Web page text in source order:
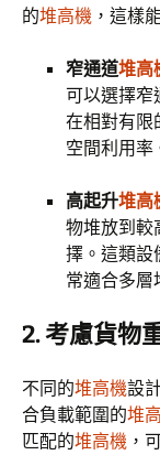
的堆高機 ，這樣
窄通道堆高
可以選擇窄
在相對有限
空間利用率
高起升堆高
物堆放到較
擇。這類設
常適合多層
2. 考慮貨物
不同的堆高機設
合負載範圍的堆
匹配的堆高機 ，